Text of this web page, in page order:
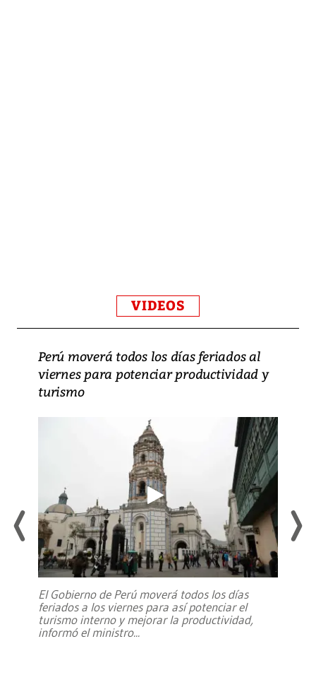
VIDEOS
Perú moverá todos los días feriados al
viernes para potenciar productividad y
turismo
El Gobierno de Perú moverá todos los días
feriados a los viernes para así potenciar el
turismo interno y mejorar la productividad,
informó el ministro...